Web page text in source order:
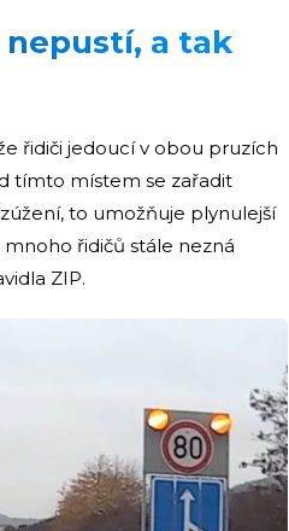
nepustí, a tak
řidiči jedoucí v obou pruzích
tímto místem se zařadit
to umožňuje plynulejší
řidičů stále nezná
ZIP.